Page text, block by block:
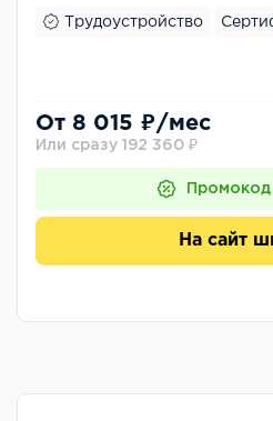
Трудоустройство
От 8 015 ₽/мес
Или сразу 192 360 ₽
Промокод
На сайт